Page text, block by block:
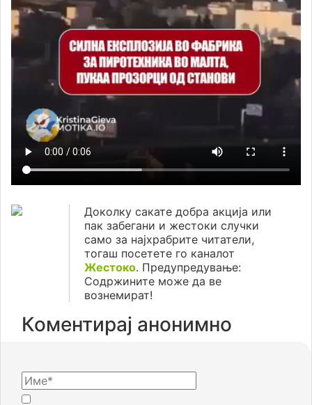
Доколку сакате добра акција или
пак забегани и жестоки случки
само за најхрабрите читатели,
тогаш посетете го каналот
Жестоко. Предупредување:
Содржините може да ве
вознемират!
Коментирај анонимно